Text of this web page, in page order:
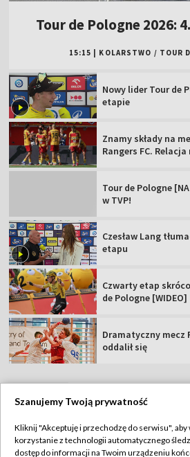
Tour de Pologne 2026:
15:15 KOLARSTWO / TOUR
Nowy lider Tour de
etapie
Znamy składy na
Rangers FC. Relacja
Tour de Pologne
w TVP!
Czesław Lang
etapu
Czwarty etap
de Pologne [WIDEO]
Dramatyczny mecz
oddalił się
Abonament
Regulamin
Szanujemy Twoją prywatność
Kliknij "Akceptuję i przechodzę do serwisu", aby
korzystanie z technologii automatycznego
dostęp do informacji na Twoim urządzeniu